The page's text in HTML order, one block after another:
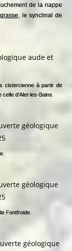
de la nappe
, le synclinal de
cistercienne à partir de
d’Alet-les-Bains.
Fontfroide.